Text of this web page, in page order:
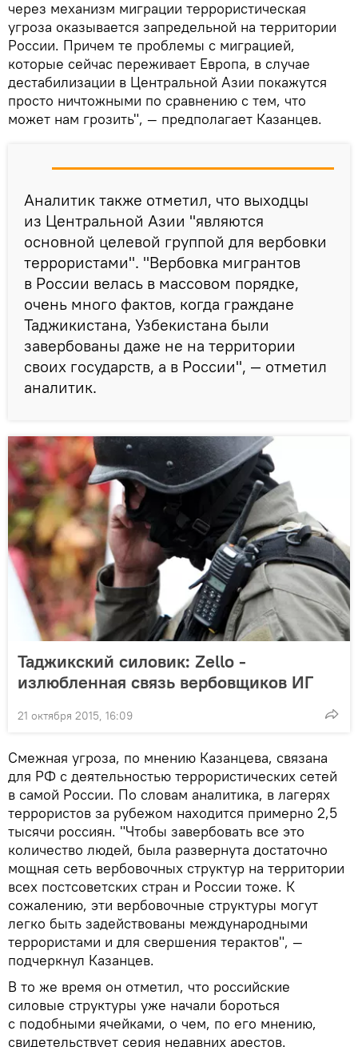
через механизм миграции террористическая
угроза оказывается запредельной на территории
России. Причем те проблемы с миграцией,
которые сейчас переживает Европа, в случае
дестабилизации в Центральной Азии покажутся
просто ничтожными по сравнению с тем, что
может нам грозить", — предполагает Казанцев.
Аналитик также отметил, что выходцы
из Центральной Азии "являются
основной целевой группой для вербовки
террористами". "Вербовка мигрантов
в России велась в массовом порядке,
очень много фактов, когда граждане
Таджикистана, Узбекистана были
завербованы даже не на территории
своих государств, а в России", — отметил
аналитик.
Таджикский силовик: Zello -
излюбленная связь вербовщиков ИГ
21 октября 2015, 16:09
Смежная угроза, по мнению Казанцева, связана
для РФ с деятельностью террористических сетей
в самой России. По словам аналитика, в лагерях
террористов за рубежом находится примерно 2,5
тысячи россиян. "Чтобы завербовать все это
количество людей, была развернута достаточно
мощная сеть вербовочных структур на территории
всех постсоветских стран и России тоже. К
сожалению, эти вербовочные структуры могут
легко быть задействованы международными
террористами и для свершения терактов", —
подчеркнул Казанцев.
В то же время он отметил, что российские
силовые структуры уже начали бороться
с подобными ячейками, о чем, по его мнению,
свидетельствует серия недавних арестов.